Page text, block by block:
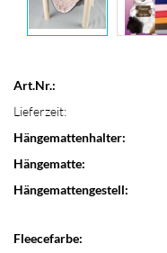
Art.Nr.:
Lieferzeit:
Hängemattenhalter:
Hängematte:
Hängemattengestell:
Fleecefarbe: